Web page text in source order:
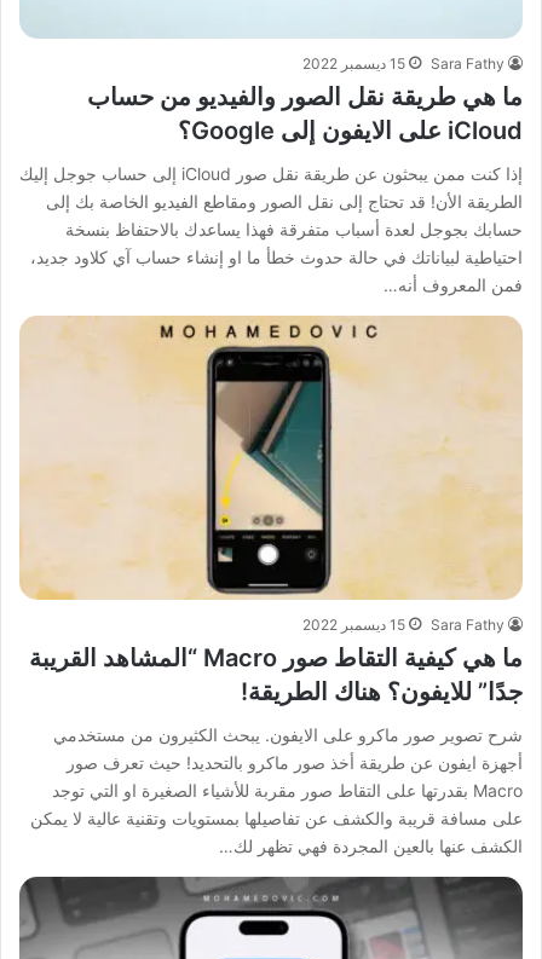
Sara Fathy 15 ديسمبر 2022
ما هي طريقة نقل الصور والفيديو من حساب
iCloud على الايفون إلى Google؟
إذا كنت ممن يبحثون عن طريقة نقل صور iCloud إلى حساب جوجل إليك
الطريقة الأن! قد تحتاج إلى نقل الصور ومقاطع الفيديو الخاصة بك إلى
حسابك بجوجل لعدة أسباب متفرقة فهذا يساعدك بالاحتفاظ بنسخة
احتياطية لبياناتك في حالة حدوث خطأ ما او إنشاء حساب آي كلاود جديد،
فمن المعروف أنه…
Sara Fathy 15 ديسمبر 2022
ما هي كيفية التقاط صور Macro “المشاهد القريبة
جدًا” للايفون؟ هناك الطريقة!
شرح تصوير صور ماكرو على الايفون. يبحث الكثيرون من مستخدمي
أجهزة ايفون عن طريقة أخذ صور ماكرو بالتحديد! حيث تعرف صور
Macro بقدرتها على التقاط صور مقربة للأشياء الصغيرة او التي توجد
على مسافة قريبة والكشف عن تفاصيلها بمستويات وتقنية عالية لا يمكن
الكشف عنها بالعين المجردة فهي تظهر لك…